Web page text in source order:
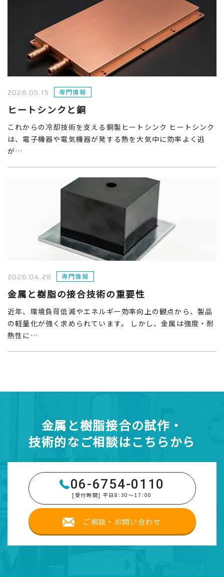
2026.05.15 専門情報
ヒートシンクと銅
これからの冷却技術を支える銅製ヒートシンク ヒートシンク
は、電子機器や電気機器が発する熱を大気中に効率よく逃
が…
2026.04.28 専門情報
金属と樹脂の接合技術の重要性
近年、環境負荷低減やエネルギー効率向上の観点から、製品
の軽量化が強く求められています。 しかし、金属は強度・耐
熱性に…
金属と樹脂接合の試作・
技術的なご相談はこちらから
06-6754-0110
[受付時間] 平日8:30～17:00
ご相談・お問い合わせ